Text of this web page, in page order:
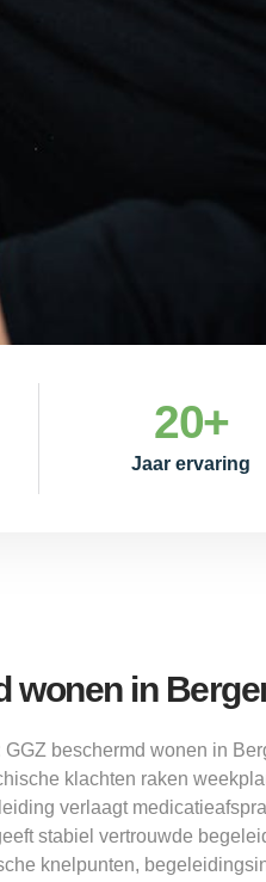
Jaar ervaring
20+
wonen in
beschermd wonen in
klachten raken
verlaagt
stabiel vertrouwde
knelpunten,